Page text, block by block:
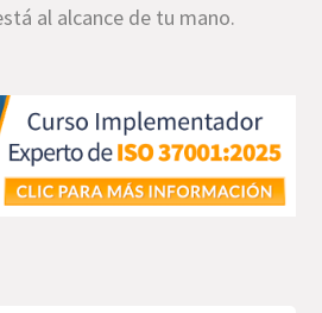
al alcance de tu mano.